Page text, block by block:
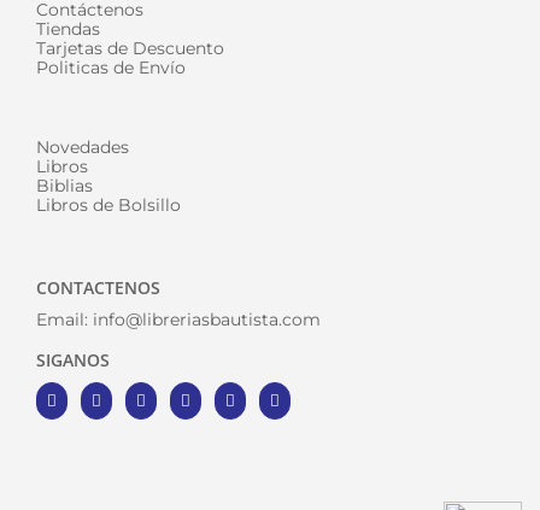
Contáctenos
Tiendas
Tarjetas de Descuento
Politicas de Envío
Novedades
Libros
Biblias
Libros de Bolsillo
CONTACTENOS
Email: info@libreriasbautista.com
SIGANOS